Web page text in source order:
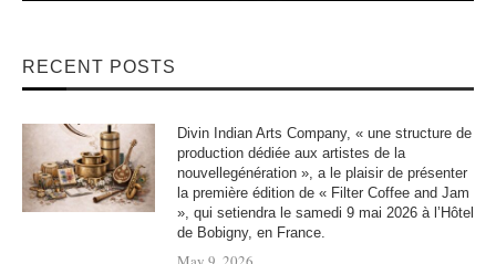
RECENT POSTS
Divin Indian Arts Company, « une structure de
production dédiée aux artistes de la
nouvellegénération », a le plaisir de présenter
la première édition de « Filter Coffee and Jam
», qui setiendra le samedi 9 mai 2026 à l’Hôtel
de Bobigny, en France.